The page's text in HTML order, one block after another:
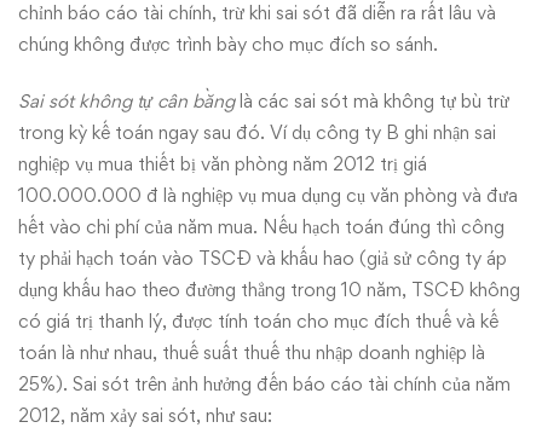
chỉnh báo cáo tài chính, trừ khi sai sót đã diễn ra rất lâu và
chúng không được trình bày cho mục đích so sánh.
Sai sót không tự cân bằnglà các sai sót mà không tự bù trừ
trong kỳ kế toán ngay sau đó. Ví dụ công ty B ghi nhận sai
nghiệp vụ mua thiết bị văn phòng năm 2012 trị giá
100.000.000 đ là nghiệp vụ mua dụng cụ văn phòng và đưa
hết vào chi phí của năm mua. Nếu hạch toán đúng thì công
ty phải hạch toán vào TSCĐ và khấu hao (giả sử công ty áp
dụng khấu hao theo đường thẳng trong 10 năm, TSCĐ không
có giá trị thanh lý, được tính toán cho mục đích thuế và kế
toán là như nhau, thuế suất thuế thu nhập doanh nghiệp là
25%). Sai sót trên ảnh hưởng đến báo cáo tài chính của năm
2012, năm xảy sai sót, như sau: